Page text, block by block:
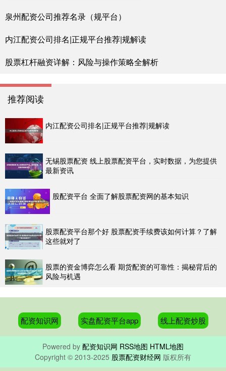
泉州配资公司推荐名录（规平台）
内江配资公司排名|正规平台推荐|规解读
股票杠杆融资详解：风险与操作策略全解析
推荐阅读
内江配资公司排名|正规平台推荐|规解读
无锡股票配资 线上股票配资平台，实时数据，为您提供
最新资讯
股配资平台 全面了解股票配资网的基本知识
股票配资平台那个好 股票配资手续费该如何计算？了解
这些就对了
股票的资金博弈怎么看 期货配资的可靠性：揭秘背后的
风险与机遇
配资知识网 实盘配资平台app 线上配资炒股
Powered by 配资知识网 RSS地图 HTML地图
Copyright © 2013-2025 股票配资财经网 版权所有